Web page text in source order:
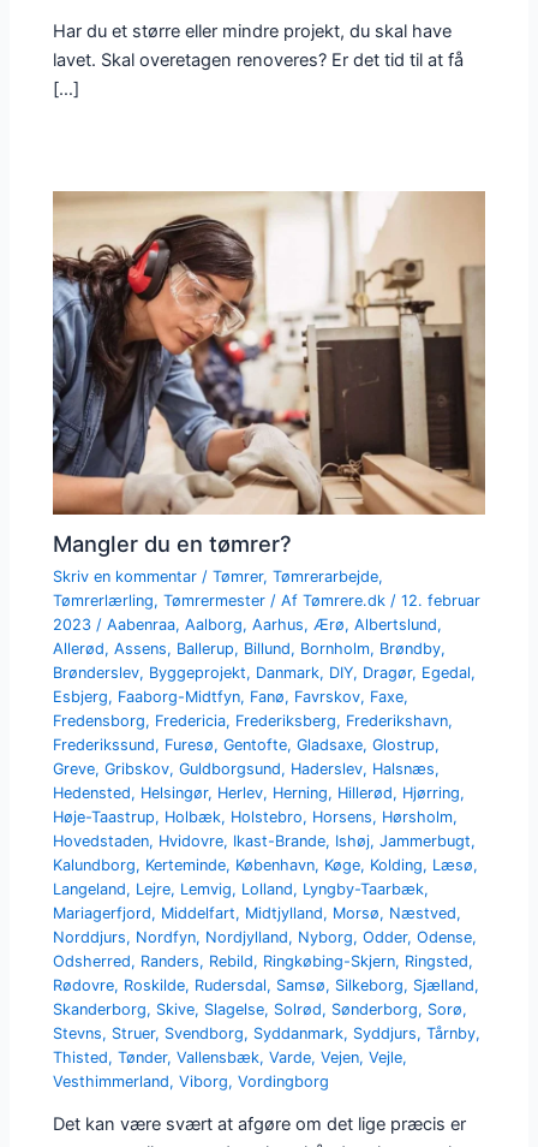
Har du et større eller mindre projekt, du skal have
lavet. Skal overetagen renoveres? Er det tid til at få
[…]
Mangler du en tømrer?
Skriv en kommentar /Tømrer,Tømrerarbejde,
Tømrerlærling,Tømrermester / AfTømrere.dk /12. februar
2023 /Aabenraa,Aalborg,Aarhus, Ærø,Albertslund,
Allerød,Assens, Ballerup, Billund, Bornholm, Brøndby,
Brønderslev, Byggeprojekt, Danmark, DIY, Dragør, Egedal,
Esbjerg, Faaborg-Midtfyn, Fanø, Favrskov, Faxe,
Fredensborg, Fredericia, Frederiksberg, Frederikshavn,
Frederikssund, Furesø,Gentofte,Gladsaxe,Glostrup,
Greve,Gribskov,Guldborgsund, Haderslev, Halsnæs,
Hedensted, Helsingør, Herlev, Herning, Hillerød, Hjørring,
Høje-Taastrup, Holbæk, Holstebro, Horsens, Hørsholm,
Hovedstaden, Hvidovre, Ikast-Brande, Ishøj,Jammerbugt,
Kalundborg, Kerteminde, København, Køge, Kolding, Læsø,
Langeland, Lejre, Lemvig, Lolland, Lyngby-Taarbæk,
Mariagerfjord, Middelfart, Midtjylland, Morsø, Næstved,
Norddjurs, Nordfyn, Nordjylland, Nyborg,Odder,Odense,
Odsherred, Randers, Rebild, Ringkøbing-Skjern, Ringsted,
Rødovre, Roskilde, Rudersdal, Samsø, Silkeborg, Sjælland,
Skanderborg, Skive, Slagelse, Solrød, Sønderborg, Sorø,
Stevns, Struer, Svendborg, Syddanmark, Syddjurs,Tårnby,
Thisted,Tønder,Vallensbæk,Varde,Vejen,Vejle,
Vesthimmerland,Viborg,Vordingborg
Det kan være svært at afgøre om det lige præcis er